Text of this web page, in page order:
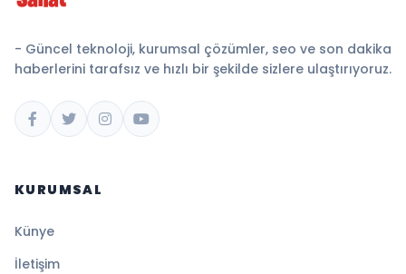
- Güncel teknoloji, kurumsal çözümler, seo ve son dakika
haberlerini tarafsız ve hızlı bir şekilde sizlere ulaştırıyoruz.
KURUMSAL
Künye
İletişim